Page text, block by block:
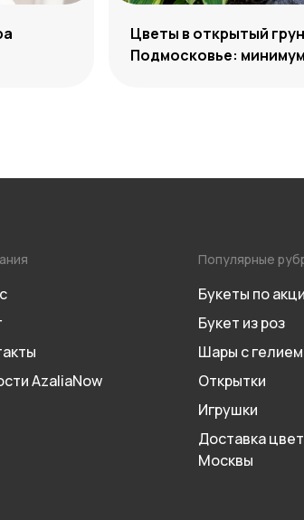
Цветы в открытый
Подмосковье:
AzaliaNow
Популярные
Букеты по
Букет из роз
Шары с гелием
Открытки
Игрушки
Доставка
Москвы